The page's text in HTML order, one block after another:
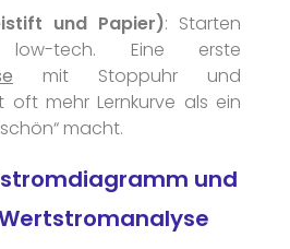
und Papier): Starten
tech. Eine erste
mit Stoppuhr und
oft mehr Lernkurve als ein
macht.
und